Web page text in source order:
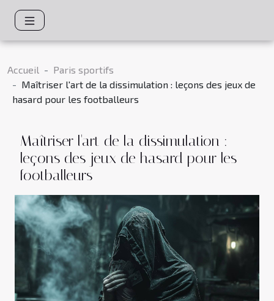
Accueil
Paris sportifs
Maîtriser l'art de la dissimulation : leçons des jeux de
hasard pour les footballeurs
Maîtriser l'art de la dissimulation :
leçons des jeux de hasard pour les
footballeurs